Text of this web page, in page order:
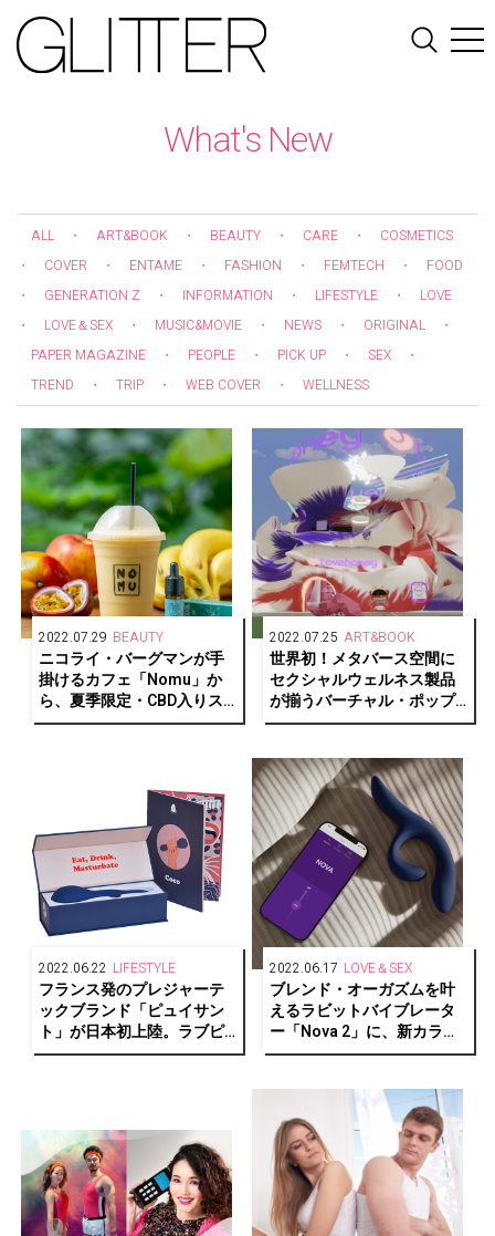
What's New
ALL ・ ART&BOOK ・ BEAUTY ・ CARE ・
COSMETICS
・
COVER ・ ENTAME ・ FASHION ・ FEMTECH ・
FOOD
・
GENERATION Z ・ INFORMATION ・ LIFESTYLE ・
LOVE
・
LOVE＆SEX ・ MUSIC&MOVIE ・ NEWS ・ ORIGINAL
・
PAPER MAGAZINE
・ PEOPLE ・ PICK UP ・ SEX
・
TREND
・ TRIP ・ WEB COVER ・ WELLNESS
2022.07.29 BEAUTY
ニコライ・バーグマンが手
掛けるカフェ「Nomu」か
ら、夏季限定・CBD入りス
ムージーが登場
2022.07.25 ART&BOOK
世界初！メタバース空間に
セクシャルウェルネス製品
が揃うバーチャル・ポップ
アップストア
2022.06.22 LIFESTYLE
フランス発のプレジャーテ
ックブランド「ピュイサン
ト」が日本初上陸。ラブピ
ースクラブで発売
2022.06.17 LOVE＆SEX
ブレンド・オーガズムを叶
えるラビットバイブレータ
ー「Nova 2」に、新カラ
ー“ミッドナイトブルー”が